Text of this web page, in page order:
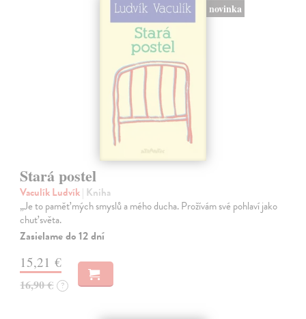
novinka
Stará postel
Vaculík Ludvík| Kniha
„Je to paměť mých smyslů a mého ducha. Prožívám své pohlaví jako
chuť světa.
Zasielame do 12 dní
15,21 €
16,90 € ?